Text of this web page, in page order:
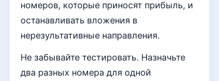
номеров, которые приносят прибыль, и
останавливать вложения в
нерезультативные направления.
Не забывайте тестировать. Назначьте
два разных номера для одной